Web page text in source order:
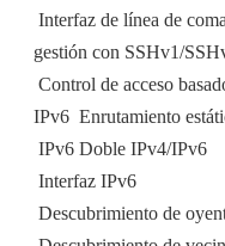
 Interfaz de línea de
gestión con SSHv1/
 Control de acceso
IPv6  Enrutamiento
 IPv6 Doble IPv4/IPv6
 Interfaz IPv6
 Descubrimiento de